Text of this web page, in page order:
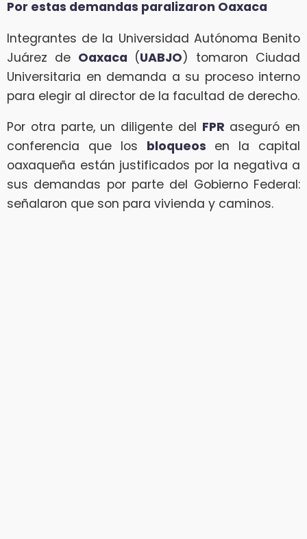
Por estas demandas paralizaron Oaxaca
Integrantes de la Universidad Autónoma Benito
Juárez de Oaxaca (UABJO) tomaron Ciudad
Universitaria en demanda a su proceso interno
para elegir al director de la facultad de derecho.
Por otra parte, un diligente del FPR aseguró en
conferencia que los bloqueos en la capital
oaxaqueña están justificados por la negativa a
sus demandas por parte del Gobierno Federal:
señalaron que son para vivienda y caminos.